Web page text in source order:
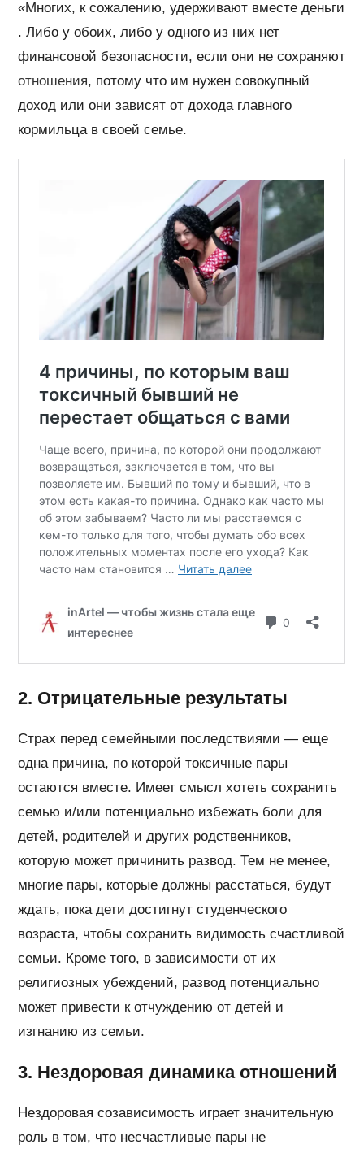
«Многих, к сожалению, удерживают вместе деньги
. Либо у обоих, либо у одного из них нет
финансовой безопасности, если они не сохраняют
отношения, потому что им нужен совокупный
доход или они зависят от дохода главного
кормильца в своей семье.
2. Отрицательные результаты
Страх перед семейными последствиями — еще
одна причина, по которой токсичные пары
остаются вместе. Имеет смысл хотеть сохранить
семью и/или потенциально избежать боли для
детей, родителей и других родственников,
которую может причинить развод. Тем не менее,
многие пары, которые должны расстаться, будут
ждать, пока дети достигнут студенческого
возраста, чтобы сохранить видимость счастливой
семьи. Кроме того, в зависимости от их
религиозных убеждений, развод потенциально
может привести к отчуждению от детей и
изгнанию из семьи.
3. Нездоровая динамика отношений
Нездоровая созависимость играет значительную
роль в том, что несчастливые пары не